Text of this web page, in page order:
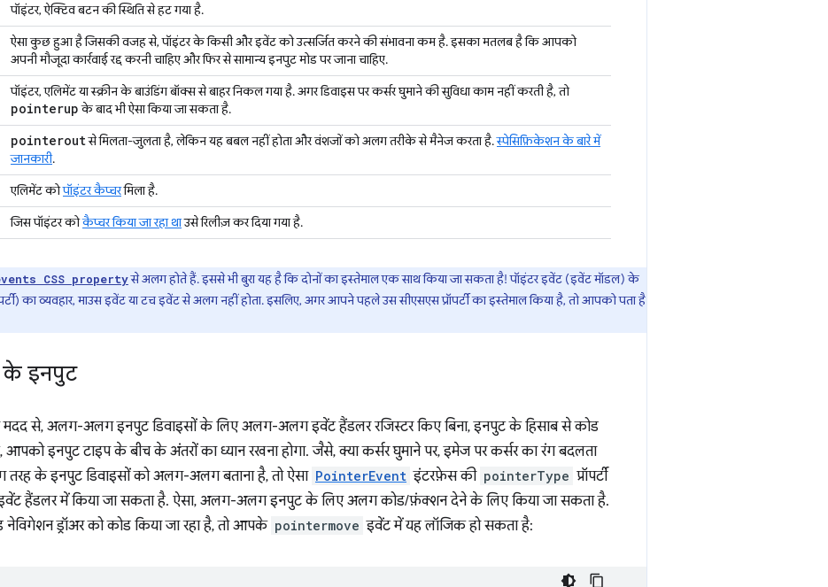
पॉइंटर, ऐक्टिव बटन की स्थिति से हट गया है.
ऐसा कुछ हुआ है जिसकी वजह से, पॉइंटर के किसी और इवेंट को उत्सर्जित करने की संभावना कम है. इसका मतलब है कि आपको
अपनी मौजूदा कार्रवाई रद्द करनी चाहिए और फिर से सामान्य इनपुट मोड पर जाना चाहिए.
पॉइंटर, एलिमेंट या स्क्रीन के बाउंडिंग बॉक्स से बाहर निकल गया है. अगर डिवाइस पर कर्सर घुमाने की सुविधा काम नहीं करती है, तो
pointerupके बाद भी ऐसा किया जा सकता है.
pointeroutसे मिलता-जुलता है, लेकिन यह बबल नहीं होता और वंशजों को अलग तरीके से मैनेज करता है.स्पेसिफ़िकेशन के बारे में
जानकारी.
एलिमेंट कोपॉइंटर कैप्चरमिला है.
जिस पॉइंटर कोकैप्चर किया जा रहा थाउसे रिलीज़ कर दिया गया है.
CSS propertyसे अलग होते हैं. इससे भी बुरा यह है कि दोनों का इस्तेमाल एक साथ किया जा सकता है! पॉइंटर इवेंट (इवेंट मॉडल) के
का व्यवहार, माउस इवेंट या टच इवेंट से अलग नहीं होता. इसलिए, अगर आपने पहले उस सीएसएस प्रॉपर्टी का इस्तेमाल किया है, तो आपको पता है
इनपुट
मदद से, अलग-अलग इनपुट डिवाइसों के लिए अलग-अलग इवेंट हैंडलर रजिस्टर किए बिना, इनपुट के हिसाब से कोड
इनपुट टाइप के बीच के अंतरों का ध्यान रखना होगा. जैसे, क्या कर्सर घुमाने पर, इमेज पर कर्सर का रंग बदलता
के इनपुट डिवाइसों को अलग-अलग बताना है, तो ऐसा PointerEvent इंटरफ़ेस की pointerType प्रॉपर्टी
हैंडलर में किया जा सकता है. ऐसा, अलग-अलग इनपुट के लिए अलग कोड/फ़ंक्शन देने के लिए किया जा सकता है.
ड्रॉअर को कोड किया जा रहा है, तो आपके pointermove इवेंट में यह लॉजिक हो सकता है: